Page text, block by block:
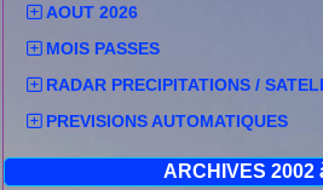
AOUT 2026
MOIS PASSES
RADAR PRECIPITATIONS /
PREVISIONS AUTOMATIQUES
ARCHIVES 2002